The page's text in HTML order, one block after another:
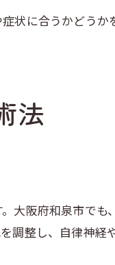
状に合うかどう
法
大阪府和泉市で
調整し、自律神